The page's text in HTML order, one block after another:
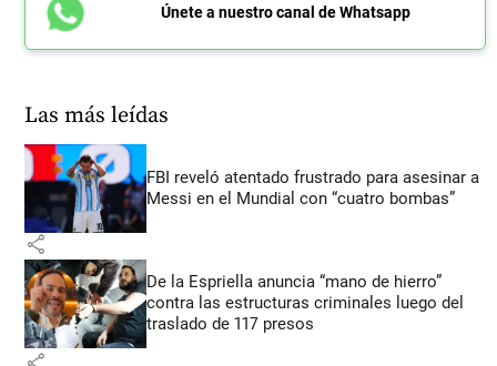
Únete a nuestro canal de Whatsapp
Las más leídas
FBI reveló atentado frustrado para asesinar a
Messi en el Mundial con “cuatro bombas”
share
De la Espriella anuncia “mano de hierro”
contra las estructuras criminales luego del
traslado de 117 presos